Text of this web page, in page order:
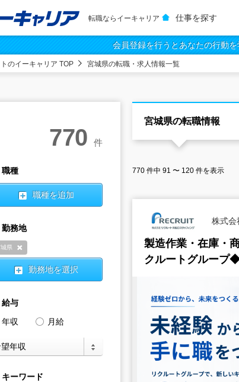
転職ならイーキャリア 仕事を探す
会員登録を行うとあなたの行動
のイーキャリア TOP 宮城県の転職・求人情報一覧
宮城県の転職情報
770 件中 91 〜 120 件を表示
株式会
製造作業・在庫・
クルートグループ
770 件
職種
職種を追加
勤務地
県
勤務地を選択
給与
年収
月給
キーワード